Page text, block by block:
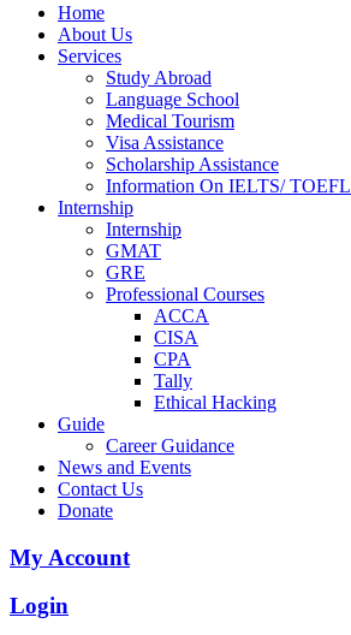
Home
About Us
Services
Study Abroad
Language School
Medical Tourism
Visa Assistance
Scholarship Assistance
Information On IELTS/ TOEFL
Internship
Internship
GMAT
GRE
Professional Courses
ACCA
CISA
CPA
Tally
Ethical Hacking
Guide
Career Guidance
News and Events
Contact Us
Donate
My Account
Login